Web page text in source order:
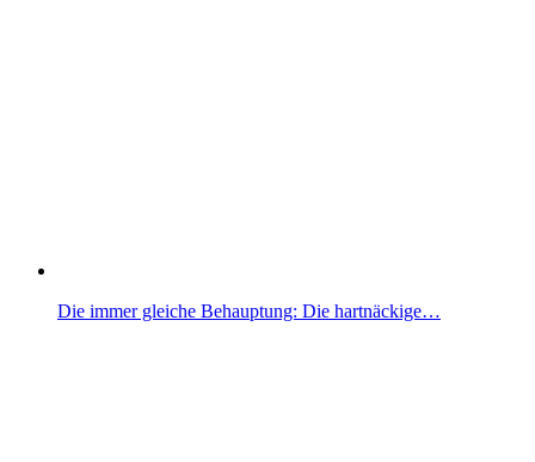
Die immer gleiche Behauptung: Die hartnäckige…